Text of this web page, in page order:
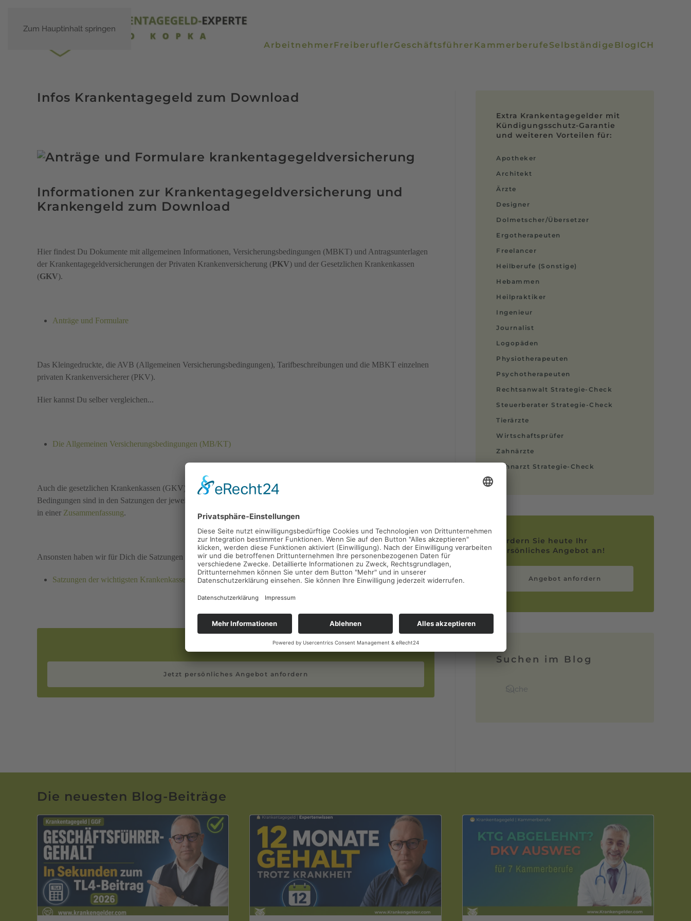
Zum Hauptinhalt springen
ArbeitnehmerFreiberuflerGeschäftsführer Kammerberufe Selbständige Blog ICH
Infos Krankentagegeld zum Download
Informationen zur Krankentagegeldversicherung und
Krankengeld zum Download
Hier findest Du Dokumente mit allgemeinen Informationen, Versicherungsbedingungen (MBKT) und Antragsunterlagen
der Krankentagegeldversicherungen der Privaten Krankenversicherung (PKV) und der Gesetzlichen Krankenkassen
(GKV).
Anträge und Formulare
Das Kleingedruckte, die AVB (Allgemeinen Versicherungsbedingungen), Tarifbeschreibungen und die MBKT einzelnen
privaten Krankenversicherer (PKV).
Hier kannst Du selber vergleichen...
Die Allgemeinen Versicherungsbedingungen (MB/KT)
Auch die gesetzlichen Krankenkassen (GKV) bieten Krankengeld zur Absicherung des Verdienstausfalls an. Die genauen
Bedingungen sind in den Satzungen der jeweiligen Krankenkasse versteckt. Die wichtigsten Unterschiede fanden Sie hier
in einer Zusammenfassung.
Ansonsten haben wir für Dich die Satzungen der wichtigsten Krankenkassen hinterlegt.
Satzungen der wichtigsten Krankenkassen
Jetzt persönliches Angebot anfordern
Extra Krankentagegelder mit
Kündigungsschutz-Garantie
und weiteren Vorteilen für:
Apotheker
Architekt
Ärzte
Designer
Dolmetscher/Übersetzer
Ergotherapeuten
Freelancer
Heilberufe (Sonstige)
Hebammen
Heilpraktiker
Ingenieur
Journalist
Logopäden
Physiotherapeuten
Psychotherapeuten
Rechtsanwalt Strategie-Check
Steuerberater Strategie-Check
Tierärzte
Wirtschaftsprüfer
Zahnärzte
Zahnarzt Strategie-Check
Fordern Sie heute Ihr
persönliches Angebot an!
Angebot anfordern
Suchen im Blog
Die neuesten Blog-Beiträge